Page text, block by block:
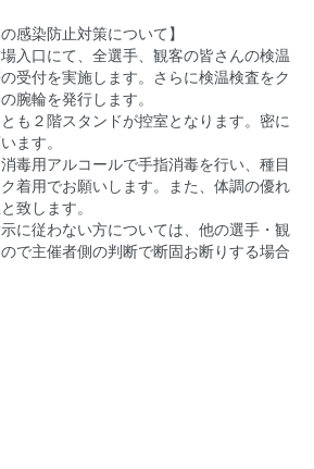
感染防止対策について】
入口にて、全選手、観客の皆さんの検温
受付を実施します。さらに検温検査をク
腕輪を発行します。
も２階スタンドが控室となります。密に
ます。
毒用アルコールで手指消毒を行い、種目
着用でお願いします。また、体調の優れ
致します。
に従わない方については、他の選手・観
で主催者側の判断で断固お断りする場合